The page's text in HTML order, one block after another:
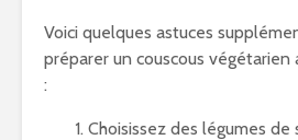
Voici quelques astuces
préparer un couscous végétarien
:
Choisissez des légumes